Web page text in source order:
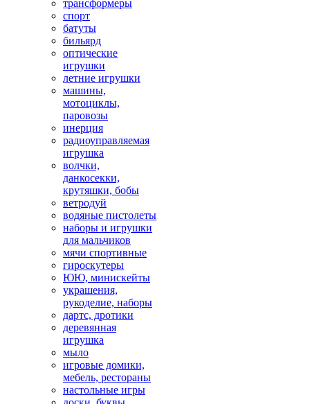
трансформеры
спорт
батуты
бильярд
оптические
игрушки
летние игрушки
машины,
мотоциклы,
паровозы
инерция
радиоуправляемая
игрушка
волчки,
данкосекки,
крутяшки, бобы
ветродуй
водяные пистолеты
наборы и игрушки
для мальчиков
мячи спортивные
гироскутеры
ЮЮ, минискейты
украшения,
рукоделие, наборы
дартс, дротики
деревянная
игрушка
мыло
игровые домики,
мебель, рестораны
настольные игры